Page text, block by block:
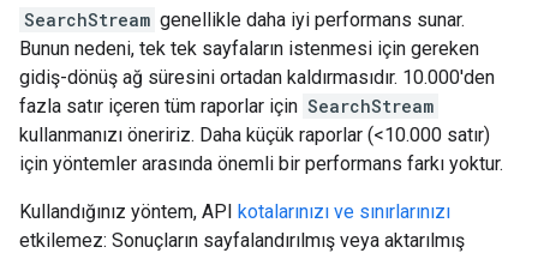
SearchStream genellikle daha iyi performans sunar.
Bunun nedeni, tek tek sayfaların istenmesi için gereken
gidiş-dönüş ağ süresini ortadan kaldırmasıdır. 10.000'den
fazla satır içeren tüm raporlar için SearchStream
kullanmanızı öneririz. Daha küçük raporlar (<10.000 satır)
için yöntemler arasında önemli bir performans farkı yoktur.
Kullandığınız yöntem, API kotalarınızı ve sınırlarınızı
etkilemez: Sonuçların sayfalandırılmış veya aktarılmış